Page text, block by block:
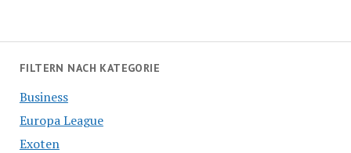
FILTERN NACH KATEGORIE
Business
Europa League
Exoten